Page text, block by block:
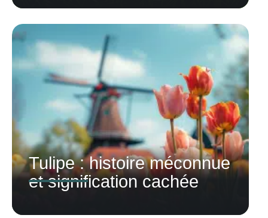
Tulipe : histoire méconnue
et signification cachée